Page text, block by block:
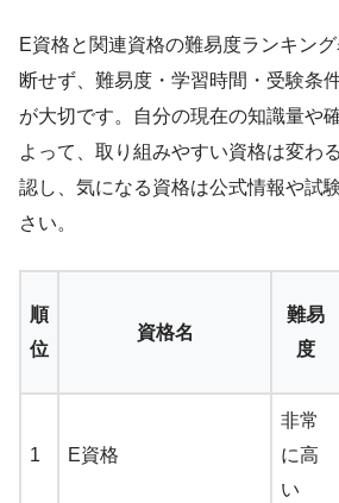
E資格と関連資格の難易度ランキン
断せず、難易度・学習時間・受験条
が大切です。自分の現在の知識量や
よって、取り組みやすい資格は変わ
認し、気になる資格は公式情報や試
さい。
順
位
資格名
難易
度
1 E資格
非常
に高
い